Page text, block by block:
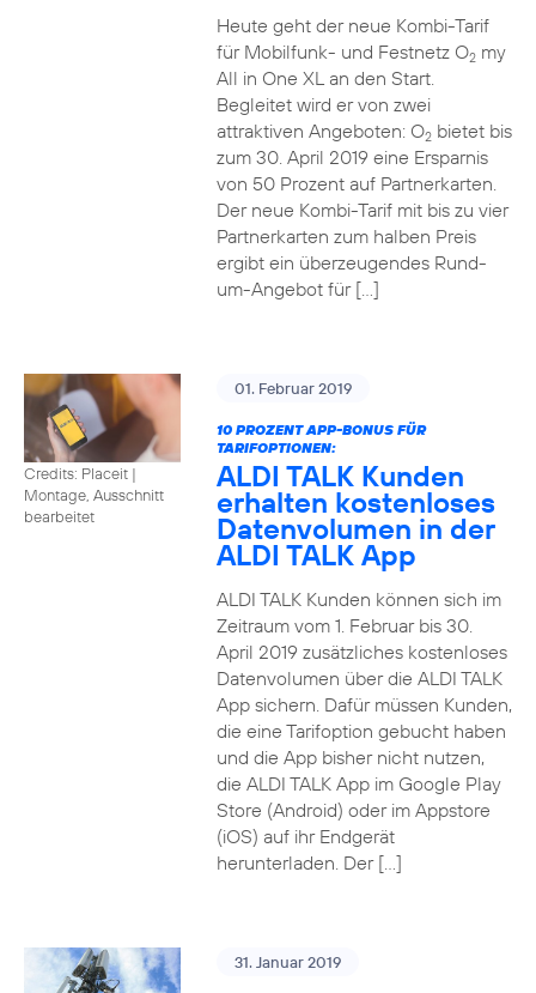
Heute geht der neue Kombi-Tarif
für Mobilfunk- und Festnetz O2my
All in One XL an den Start.
Begleitet wird er von zwei
attraktiven Angeboten: O2bietet bis
zum 30. April 2019 eine Ersparnis
von 50 Prozent auf Partnerkarten.
Der neue Kombi-Tarif mit bis zu vier
Partnerkarten zum halben Preis
ergibt ein überzeugendes Rund-
um-Angebot für […]
Credits: Placeit |
Montage, Ausschnitt
bearbeitet
01. Februar 2019
10 PROZENT APP-BONUS FÜR
TARIFOPTIONEN:
ALDI TALK Kunden
erhalten kostenloses
Datenvolumen in der
ALDI TALK App
ALDI TALK Kunden können sich im
Zeitraum vom 1. Februar bis 30.
April 2019 zusätzliches kostenloses
Datenvolumen über die ALDI TALK
App sichern. Dafür müssen Kunden,
die eine Tarifoption gebucht haben
und die App bisher nicht nutzen,
die ALDI TALK App im Google Play
Store (Android) oder im Appstore
(iOS) auf ihr Endgerät
herunterladen. Der […]
31. Januar 2019